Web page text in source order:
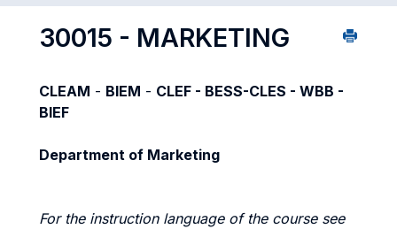
30015 - MARKETING
CLEAM - BIEM - CLEF - BESS-CLES - WBB -
BIEF
Department of Marketing
For the instruction language of the course see